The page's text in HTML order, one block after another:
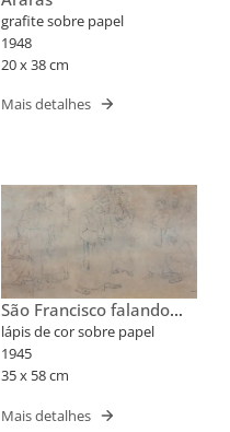
grafite sobre papel
1948
20 x 38 cm
Mais detalhes
São Francisco falando
com os pássaros
lápis de cor sobre papel
1945
35 x 58 cm
Mais detalhes